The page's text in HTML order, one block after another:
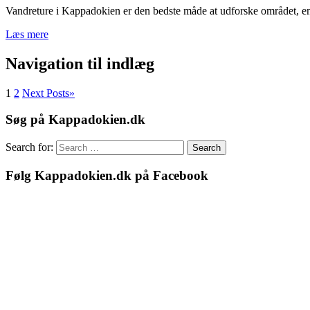
Vandreture i Kappadokien er den bedste måde at udforske området,
Læs mere
Navigation til indlæg
1 2 Next Posts»
Søg på Kappadokien.dk
Search for: Search
Følg Kappadokien.dk på Facebook